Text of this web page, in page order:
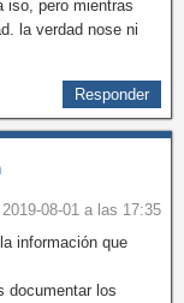
iso, pero mientras
la verdad nose ni
Responder
2019-08-01 a las 17:35
información que
documentar los